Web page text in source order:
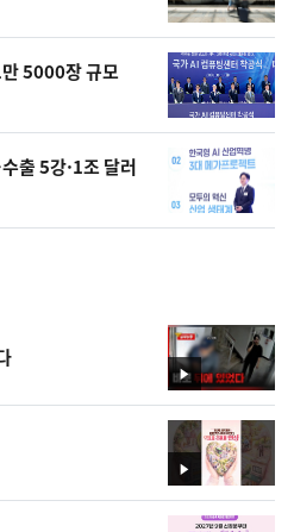
5000장 규모
출 5강·1조 달러
영
상
영
상